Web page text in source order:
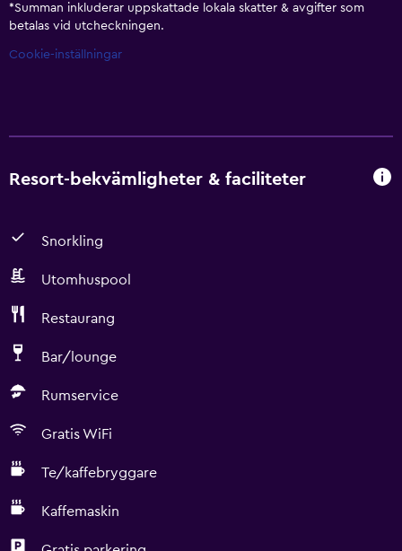
*Summan inkluderar uppskattade lokala skatter & avgifter som
betalas vid utcheckningen.
Cookie-inställningar
Resort-bekvämligheter & faciliteter
Snorkling
Utomhuspool
Restaurang
Bar/lounge
Rumservice
Gratis WiFi
Te/kaffebryggare
Kaffemaskin